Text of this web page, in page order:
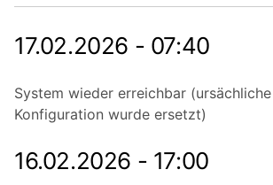
17.02.2026 - 07:40
System wieder erreichbar
Konfiguration wurde ersetzt)
16.02.2026 - 17:00